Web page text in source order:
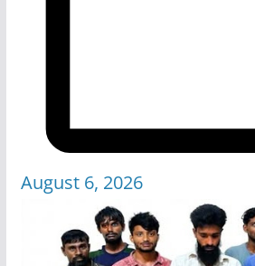
August 6, 2026